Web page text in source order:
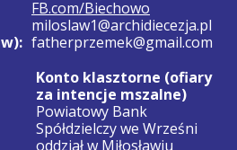
FB.com/Biechowo
miloslaw1@archidiecezja.pl
fatherprzemek@gmail.com
Konto klasztorne (ofiary
za intencje mszalne)
Powiatowy Bank
Spółdzielczy we Wrześni
oddział w Miłosławiu